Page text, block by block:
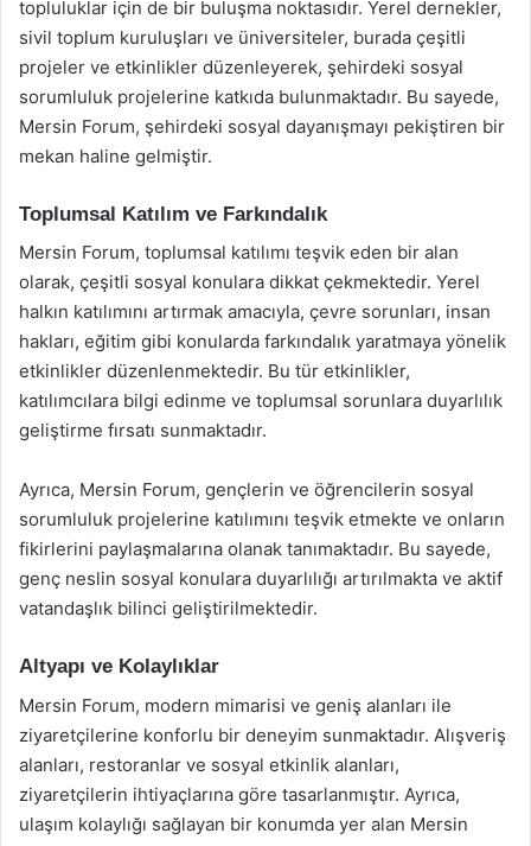
topluluklar için de bir buluşma noktasıdır. Yerel dernekler,
sivil toplum kuruluşları ve üniversiteler, burada çeşitli
projeler ve etkinlikler düzenleyerek, şehirdeki sosyal
sorumluluk projelerine katkıda bulunmaktadır. Bu sayede,
Mersin Forum, şehirdeki sosyal dayanışmayı pekiştiren bir
mekan haline gelmiştir.
Toplumsal Katılım ve Farkındalık
Mersin Forum, toplumsal katılımı teşvik eden bir alan
olarak, çeşitli sosyal konulara dikkat çekmektedir. Yerel
halkın katılımını artırmak amacıyla, çevre sorunları, insan
hakları, eğitim gibi konularda farkındalık yaratmaya yönelik
etkinlikler düzenlenmektedir. Bu tür etkinlikler,
katılımcılara bilgi edinme ve toplumsal sorunlara duyarlılık
geliştirme fırsatı sunmaktadır.
Ayrıca, Mersin Forum, gençlerin ve öğrencilerin sosyal
sorumluluk projelerine katılımını teşvik etmekte ve onların
fikirlerini paylaşmalarına olanak tanımaktadır. Bu sayede,
genç neslin sosyal konulara duyarlılığı artırılmakta ve aktif
vatandaşlık bilinci geliştirilmektedir.
Altyapı ve Kolaylıklar
Mersin Forum, modern mimarisi ve geniş alanları ile
ziyaretçilerine konforlu bir deneyim sunmaktadır. Alışveriş
alanları, restoranlar ve sosyal etkinlik alanları,
ziyaretçilerin ihtiyaçlarına göre tasarlanmıştır. Ayrıca,
ulaşım kolaylığı sağlayan bir konumda yer alan Mersin